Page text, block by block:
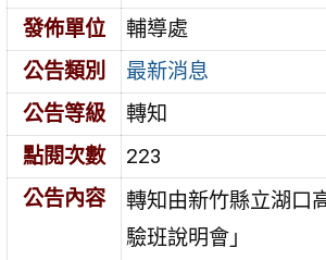
發佈單位
輔導處
公告類別
最新消息
公告等級
轉知
點閱次數
223
公告內容
轉知由新竹縣立湖口
驗班說明會」